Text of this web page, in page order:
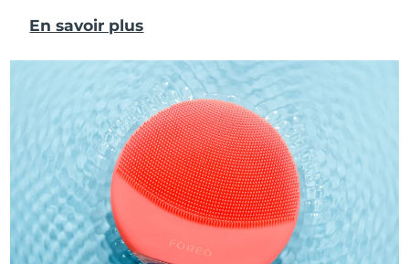
En savoir plus
Mexique
Monaco Livraison estimée30/1/2026
Livraison estimée
Nouvelle-Zélande Livraison estimée
Norvège Livraison estimée29/1/2026
Oman Livraison estimée1/2/2026